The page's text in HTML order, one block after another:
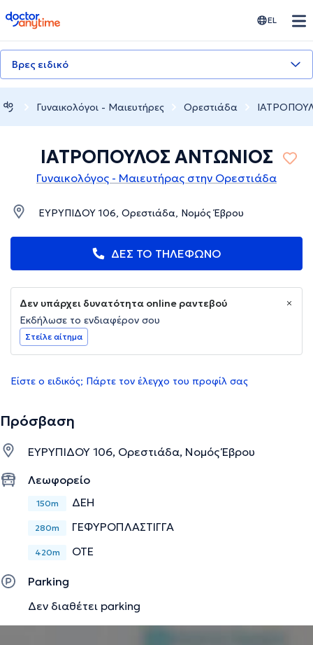
doctoranytime EL
Βρες ειδικό
Γυναικολόγοι - Μαιευτήρες Ορεστιάδα
ΙΑΤΡΟΠΟΥΛΟΣ ΑΝΤΩΝΙΟΣ
Γυναικολόγος - Μαιευτήρας στην Ορεστιάδα
ΕΥΡΥΠΙΔΟΥ 106, Ορεστιάδα, Νομός Έβρου
ΔΕΣ ΤΟ ΤΗΛΕΦΩΝΟ
Δεν υπάρχει δυνατότητα online ραντεβού
Εκδήλωσε το ενδιαφέρον σου
Στείλε αίτημα
Είστε ο ειδικός; Πάρτε τον έλεγχο του προφίλ σας
Πρόσβαση
ΕΥΡΥΠΙΔΟΥ 106, Ορεστιάδα, Νομός Έβρου
Λεωφορείο
150m ΔΕΗ
280m ΓΕΦΥΡΟΠΛΑΣΤΙΓΓΑ
420m ΟΤΕ
Parking
Δεν διαθέτει parking